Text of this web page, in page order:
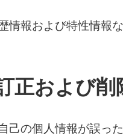
情報および特性情報
正および削
己の個人情報が誤っ